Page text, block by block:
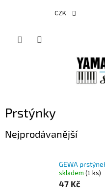
CZK
Prstýnky
Nejprodávanější
GEWA
skladem (1 ks)
47 Kč